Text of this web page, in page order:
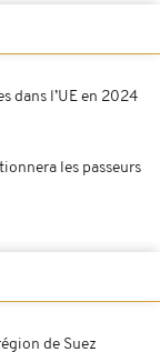
dans l’UE en 2024
les passeurs
de Suez